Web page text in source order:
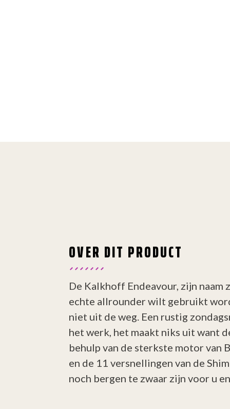
OVER DIT PRODUCT
De Kalkhoff Endeavour, zijn naam
echte allrounder wilt gebruikt
niet uit de weg. Een rustig
het werk, het maakt niks uit want
behulp van de sterkste motor van
en de 11 versnellingen van de
noch bergen te zwaar zijn voor u